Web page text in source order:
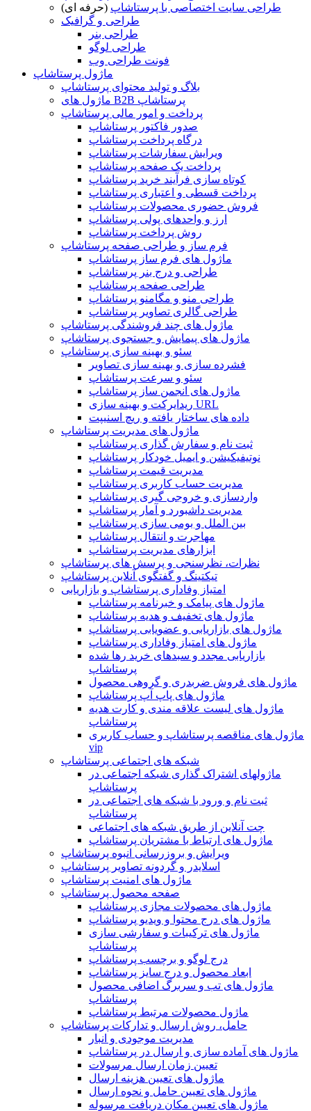
طراحی سایت اختصاصی با پرستاشاپ (حرفه ای)
طراحی و گرافیک
طراحی بنر
طراحی لوگو
فونت طراحی وب
ماژول پرستاشاپ
بلاگ و تولید محتوای پرستاشاپ
ماژول های B2B پرستاشاپ
پرداخت و امور مالی پرستاشاپ
صدور فاکتور پرستاشاپ
درگاه پرداخت پرستاشاپ
ویرایش سفارشات پرستاشاپ
پرداخت یک صفحه پرستاشاپ
کوتاه سازی فرآیند خرید پرستاشاپ
پرداخت قسطی و اعتباری پرستاشاپ
فروش حضوری محصولات پرستاشاپ
ارز و واحدهای پولی پرستاشاپ
روش پرداخت پرستاشاپ
فرم ساز و طراحی صفحه پرستاشاپ
ماژول های فرم ساز پرستاشاپ
طراحی و درج بنر پرستاشاپ
طراحی صفحه پرستاشاپ
طراحی منو و مگامنو پرستاشاپ
طراحی گالری تصاویر پرستاشاپ
ماژول های چند فروشندگی پرستاشاپ
ماژول های پیمایش و جستجوی پرستاشاپ
سئو و بهینه سازی پرستاشاپ
فشرده سازی و بهینه سازی تصاویر
سئو و سرعت پرستاشاپ
ماژول های انجمن ساز پرستاشاپ
ریدایرکت و بهینه سازی URL
داده های ساختار یافته و ریچ اسنیپت
ماژول های مدیریت پرستاشاپ
ثبت نام و سفارش گذاری پرستاشاپ
نوتیفیکیشن و ایمیل خودکار پرستاشاپ
مدیریت قیمت پرستاشاپ
مدیریت حساب کاربری پرستاشاپ
واردسازی و خروجی گیری پرستاشاپ
مدیریت داشبورد و آمار پرستاشاپ
بین الملل و بومی سازی پرستاشاپ
مهاجرت و انتقال پرستاشاپ
ابزارهای مدیریت پرستاشاپ
نظرات، نظرسنجی و پرسش های پرستاشاپ
تیکتینگ و گفتگوی آنلاین پرستاشاپ
امتیاز وفاداری پرستاشاپ و بازاریابی
ماژول های پیامک و خبرنامه پرستاشاپ
ماژول های تخفیف و هدیه پرستاشاپ
ماژول های بازاریابی و عضویابی پرستاشاپ
ماژول های امتیاز وفاداری پرستاشاپ
بازاریابی مجدد و سبدهای خرید رها شده
پرستاشاپ
ماژول های فروش ضربدری و گروهی محصول
ماژول های پاپ آپ پرستاشاپ
ماژول های لیست علاقه مندی و کارت هدیه
پرستاشاپ
ماژول های مناقصه پرستاشاپ و حساب کاربری
vip
شبکه های اجتماعی پرستاشاپ
ماژولهای اشتراک‌ گذاری شبکه اجتماعی در
پرستاشاپ
ثبت نام و ورود با شبکه های اجتماعی در
پرستاشاپ
چت آنلاین از طریق شبکه های اجتماعی
ماژول های ارتباط با مشتریان پرستاشاپ
ویرایش و بروزرسانی انبوه پرستاشاپ
اسلایدر و گردونه تصاویر پرستاشاپ
ماژول های امنیت پرستاشاپ
صفحه محصول پرستاشاپ
ماژول های محصولات مجازی پرستاشاپ
ماژول های درج محتوا و ویدیو پرستاشاپ
ماژول های ترکیبات و سفارشی سازی
پرستاشاپ
درج لوگو و برچسب پرستاشاپ
ابعاد محصول و درج سایز پرستاشاپ
ماژول های تب و سربرگ اضافی محصول
پرستاشاپ
ماژول محصولات مرتبط پرستاشاپ
حامل، روش ارسال و تدارکات پرستاشاپ
مدیریت موجودی و انبار
ماژول های آماده سازی و ارسال در پرستاشاپ
تعیین زمان ارسال مرسولات
ماژول های تعیین هزینه ارسال
ماژول های تعیین حامل و نحوه ارسال
ماژول های تعیین مکان دریافت مرسوله